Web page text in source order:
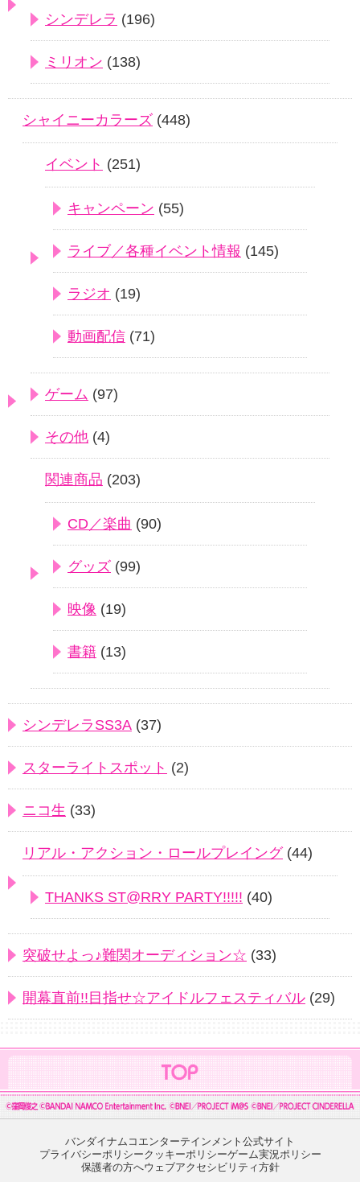
シンデレラ (196)
ミリオン (138)
シャイニーカラーズ (448)
イベント (251)
キャンペーン (55)
ライブ／各種イベント情報 (145)
ラジオ (19)
動画配信 (71)
ゲーム (97)
その他 (4)
関連商品 (203)
CD／楽曲 (90)
グッズ (99)
映像 (19)
書籍 (13)
シンデレラSS3A (37)
スターライトスポット (2)
ニコ生 (33)
リアル・アクション・ロールプレイング(44)
THANKS ST@RRY PARTY!!!!! (40)
突破せよっ♪難関オーディション☆ (33)
開幕直前!!目指せ☆アイドルフェスティバル (29)
バンダイナムコエンターテインメント公式サイト
プライバシーポリシークッキーポリシーゲーム実況ポリシー
保護者の方へウェブアクセシビリティ方針